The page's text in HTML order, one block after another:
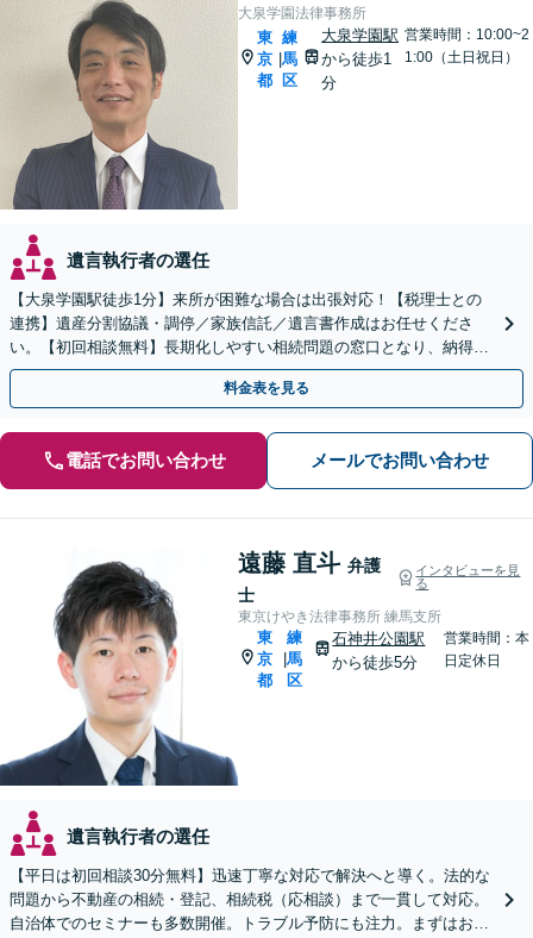
大泉学園法律事務所
東
京
都
練
馬
区
大泉学園駅
から徒歩1
分
営業時間：10:00~2
1:00（土日祝日）
遺言執行者の選任
【大泉学園駅徒歩1分】来所が困難な場合は出張対応！【税理士との
連携】遺産分割協議・調停／家族信託／遺言書作成はお任せくださ
い。【初回相談無料】長期化しやすい相続問題の窓口となり、納得で
きる解決策をご提案します。【休日・夜間対応可】
料金表を見る
電話でお問い合わせ メールでお問い合わせ
遠藤 直斗 弁護
士
インタビューを見
る
東京けやき法律事務所 練馬支所
東
京
都
|
練
馬
区
石神井公園駅
から徒歩5分
営業時間：本
日定休日
遺言執行者の選任
【平日は初回相談30分無料】迅速丁寧な対応で解決へと導く。法的な
問題から不動産の相続・登記、相続税（応相談）まで一貫して対応。
自治体でのセミナーも多数開催。トラブル予防にも注力。まずはお気